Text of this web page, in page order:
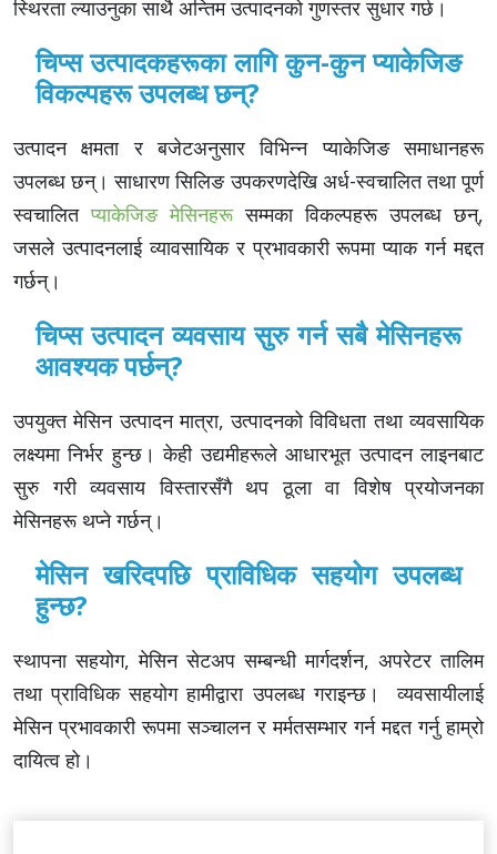
स्थिरता ल्याउनुका साथै अन्तिम उत्पादनको गुणस्तर सुधार गर्छ।
चिप्स उत्पादकहरूका लागि कुन-कुन प्याकेजिङ
विकल्पहरू उपलब्ध छन्?
उत्पादन क्षमता र बजेटअनुसार विभिन्न प्याकेजिङ समाधानहरू
उपलब्ध छन्। साधारण सिलिङ उपकरणदेखि अर्ध-स्वचालित तथा पूर्ण
स्वचालितप्याकेजिङ मेसिनहरूसम्मका विकल्पहरू उपलब्ध छन्,
जसले उत्पादनलाई व्यावसायिक र प्रभावकारी रूपमा प्याक गर्न मद्दत
गर्छन्।
चिप्स उत्पादन व्यवसाय सुरु गर्न सबै मेसिनहरू
आवश्यक पर्छन्?
उपयुक्त मेसिन उत्पादन मात्रा, उत्पादनको विविधता तथा व्यवसायिक
लक्ष्यमा निर्भर हुन्छ। केही उद्यमीहरूले आधारभूत उत्पादन लाइनबाट
सुरु गरी व्यवसाय विस्तारसँगै थप ठूला वा विशेष प्रयोजनका
मेसिनहरू थप्ने गर्छन्।
मेसिन खरिदपछि प्राविधिक सहयोग उपलब्ध
हुन्छ?
स्थापना सहयोग, मेसिन सेटअप सम्बन्धी मार्गदर्शन, अपरेटर तालिम
तथा प्राविधिक सहयोग हामीद्वारा उपलब्ध गराइन्छ। व्यवसायीलाई
मेसिन प्रभावकारी रूपमा सञ्चालन र मर्मतसम्भार गर्न मद्दत गर्नु हाम्रो
दायित्व हो।